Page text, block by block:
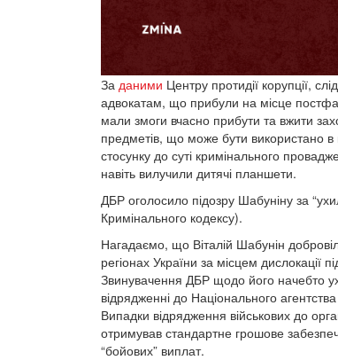
За даними Центру протидії корупції,
адвокатам, що прибули на місце
мали змоги вчасно прибути та вжити
предметів, що може бути використано
стосунку до суті кримінального
навіть вилучили дитячі планшети.
ДБР оголосило підозру Шабуніну за
Кримінального кодексу).
Нагадаємо, що Віталій Шабунін
регіонах України за місцем дислокації
Звинувачення ДБР щодо його начебто
відрядженні до Національного
Випадки відрядження військових до
отримував стандартне грошове
“бойових” виплат.